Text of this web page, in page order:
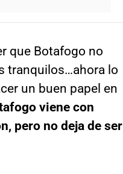
que Botafogo no
tranquilos…ahora lo
un buen papel en
viene con
pero no deja de ser